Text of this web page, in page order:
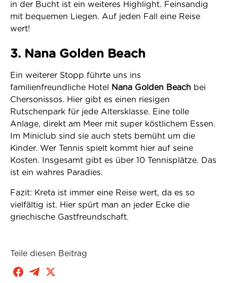
in der Bucht ist ein weiteres Highlight. Feinsandig
mit bequemen Liegen. Auf jeden Fall eine Reise
wert!
3. Nana Golden Beach
Ein weiterer Stopp führte uns ins
familienfreundliche Hotel
Nana Golden Beach bei
Chersonissos. Hier gibt es einen riesigen
Rutschenpark für jede Altersklasse. Eine tolle
Anlage, direkt am Meer mit super köstlichem Essen.
Im Miniclub sind sie auch stets bemüht um die
Kinder. Wer Tennis spielt kommt hier auf seine
Kosten. Insgesamt gibt es über 10 Tennisplätze. Das
ist ein wahres Paradies.
Fazit: Kreta ist immer eine Reise wert, da es so
vielfältig ist. Hier spürt man an jeder Ecke die
griechische Gastfreundschaft.
Teile diesen Beitrag